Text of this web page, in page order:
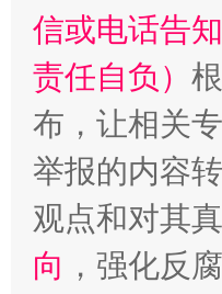
信或电话告
责任自负）
布，让相关
举报的内容
观点和对其
向 ，强化反